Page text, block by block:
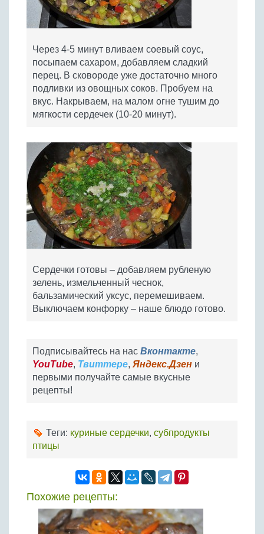
Через 4-5 минут вливаем соевый соус,
посыпаем сахаром, добавляем сладкий
перец. В сковороде уже достаточно много
подливки из овощных соков. Пробуем на
вкус. Накрываем, на малом огне тушим до
мягкости сердечек (10-20 минут).
Сердечки готовы – добавляем рубленую
зелень, измельченный чеснок,
бальзамический уксус, перемешиваем.
Выключаем конфорку – наше блюдо готово.
Подписывайтесь на нас Вконтакте,
YouTube, Твиттере, Яндекс.Дзен и
первыми получайте самые вкусные
рецепты!
Теги: куриные сердечки, субпродукты
птицы
Похожие рецепты: